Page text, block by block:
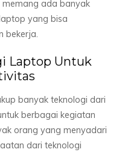
memang ada banyak
yang bisa
bekerja.
Laptop Untuk
banyak teknologi dari
berbagai kegiatan
orang yang menyadari
dari teknologi